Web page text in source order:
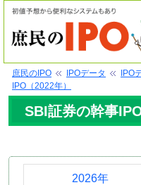
庶民のIPO IPOデータ IPO
IPO（2022年）
SBI証券の幹事
2026年